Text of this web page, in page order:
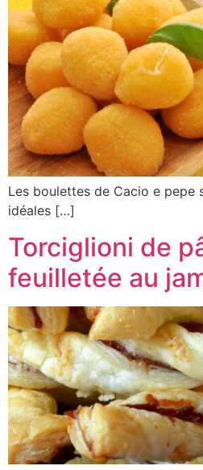
Les boulettes de Cacio e pepe
idéales […]
Torciglioni de
feuilletée au